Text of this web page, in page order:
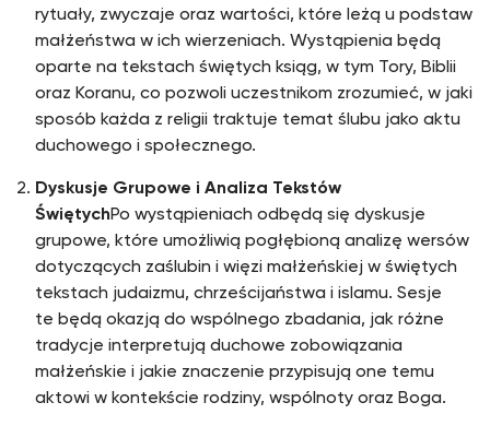
rytuały, zwyczaje oraz wartości, które leżą u podstaw
małżeństwa w ich wierzeniach. Wystąpienia będą
oparte na tekstach świętych ksiąg, w tym Tory, Biblii
oraz Koranu, co pozwoli uczestnikom zrozumieć, w jaki
sposób każda z religii traktuje temat ślubu jako aktu
duchowego i społecznego.
Dyskusje Grupowe i Analiza Tekstów
ŚwiętychPo wystąpieniach odbędą się dyskusje
grupowe, które umożliwią pogłębioną analizę wersów
dotyczących zaślubin i więzi małżeńskiej w świętych
tekstach judaizmu, chrześcijaństwa i islamu. Sesje
te będą okazją do wspólnego zbadania, jak różne
tradycje interpretują duchowe zobowiązania
małżeńskie i jakie znaczenie przypisują one temu
aktowi w kontekście rodziny, wspólnoty oraz Boga.